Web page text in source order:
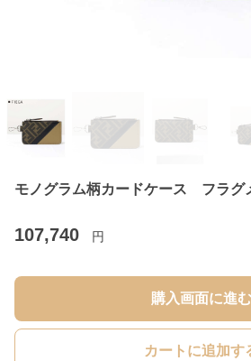
モノグラム柄カードケース フラグ
107,740 円
購入画面に進む
カートに追加す